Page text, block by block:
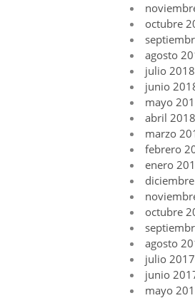
octubre
agosto
julio 2018
junio
mayo
abril 2018
marzo
febrero
enero
octubre
agosto
julio 2017
junio
mayo